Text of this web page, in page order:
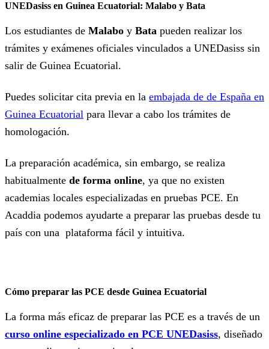
UNEDasiss en Guinea Ecuatorial: Malabo y Bata
Los estudiantes de Malabo y Bata pueden realizar los
trámites y exámenes oficiales vinculados a UNEDasiss sin
salir de Guinea Ecuatorial.
Puedes solicitar cita previa en la embajada de de España en
Guinea Ecuatorial para llevar a cabo los trámites de
homologación.
La preparación académica, sin embargo, se realiza
habitualmente de forma online, ya que no existen
academias locales especializadas en pruebas PCE. En
Acaddia podemos ayudarte a preparar las pruebas desde tu
país con una plataforma fácil y intuitiva.
Cómo preparar las PCE desde Guinea Ecuatorial
La forma más eficaz de preparar las PCE es a través de un
curso online especializado en PCE UNEDasiss, diseñado